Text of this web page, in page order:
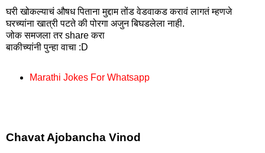
घरी खोकल्याचं औषध पिताना मुद्दाम तोंड वेडवाकड करावं लागतं म्हणजे
घरच्यांना खात्री पटते की पोरगा अजुन बिघडलेला नाही.
जोक समजला तर share करा
बाकीच्यांनी पुन्हा वाचा :D
Marathi Jokes For Whatsapp
Chavat Ajobancha Vinod